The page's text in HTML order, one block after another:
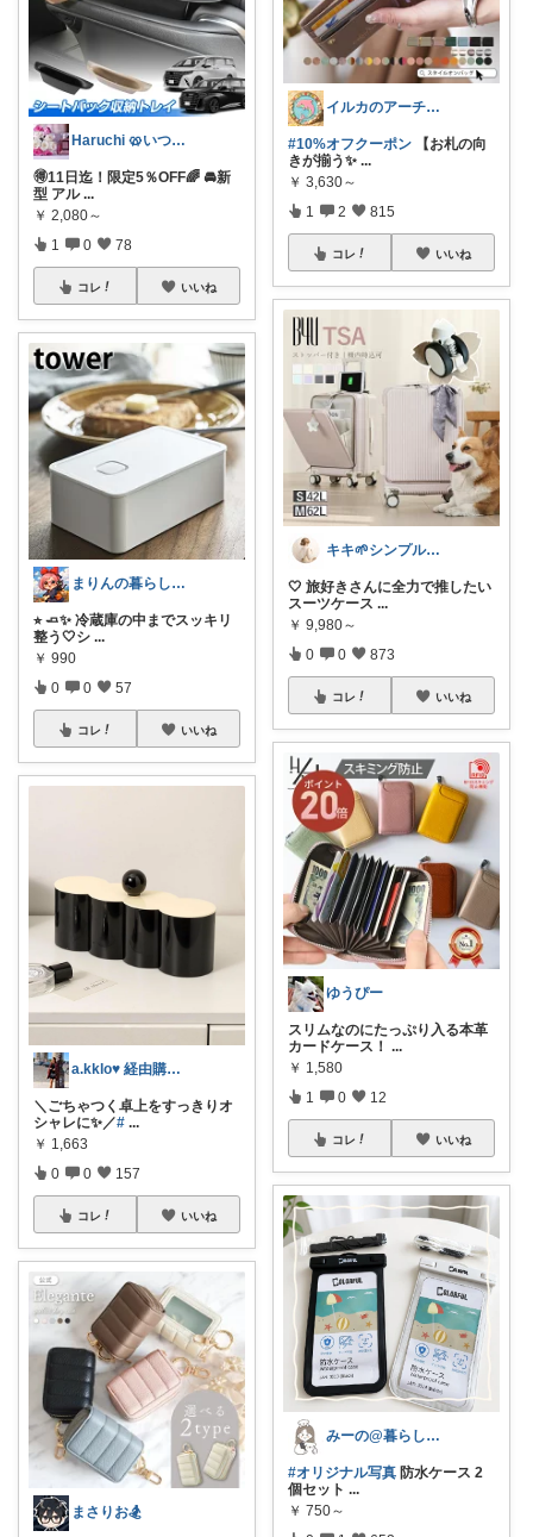
Haruchi 🥨いつもありがとう🌸
🉐11日迄！限定5％OFF🌈 🚘新
型 アル ...
￥ 2,080～
1 0 78
コレ いいね
まりんの暮らしと体整え癒しROOM🌈
⭐︎ 🧈✨ 冷蔵庫の中までスッキリ
整う🤍シ ...
￥ 990
0 0 57
コレ いいね
a.kklo♥ 経由購入感謝です💕
＼ごちゃつく卓上をすっきりオ
シャレに✨／# ...
￥ 1,663
0 0 157
コレ いいね
まさりお🏂
イルカのアーチ🐬🌈朝コレ
#10%オフクーポン 【お札の向
きが揃う✨ ...
￥ 3,630～
1 2 815
コレ いいね
キキ🌱シンプルおしゃれ服と雑貨
🤍 旅好きさんに全力で推したい
スーツケース ...
￥ 9,980～
0 0 873
コレ いいね
ゆうぴー
スリムなのにたっぷり入る本革
カードケース！ ...
￥ 1,580
1 0 12
コレ いいね
みーの@暮らしに役立つ☘️
#オリジナル写真 防水ケース 2
個セット ...
￥ 750～